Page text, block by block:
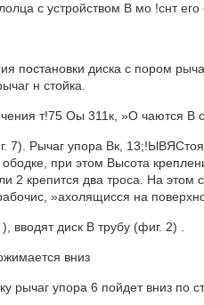
с устройством В мо !снт его
постановки диска с пором
н стойка.
т!75 Оы 311к, »О чаются B
7). Рычаг упора Вк,
при этом Высота
2 крепится два троса. На
»ахолящисся на
диск В трубу (фиг. 2) .
вниз
рычаг упора 6 пойдет вниз по